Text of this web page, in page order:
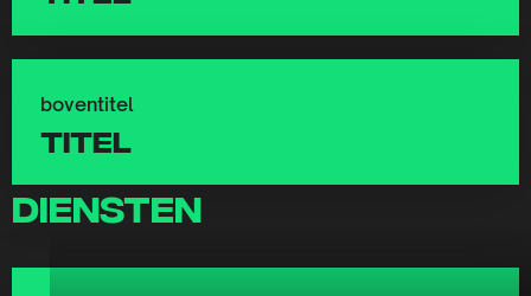
boventitel
titel
diensten